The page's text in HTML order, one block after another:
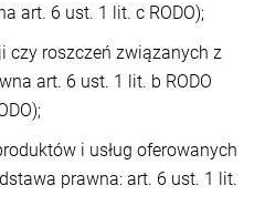
art. 6 ust. 1 lit. c RODO);
czy roszczeń związanych z
art. 6 ust. 1 lit. b RODO
i usług oferowanych
prawna: art. 6 ust. 1 lit.